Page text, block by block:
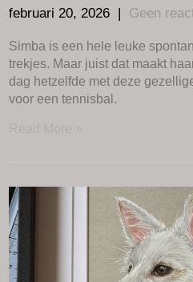
februari 20, 2026 | Geen
Simba is een hele leuke
trekjes. Maar juist dat maakt
dag hetzelfde met deze
voor een tennisbal.